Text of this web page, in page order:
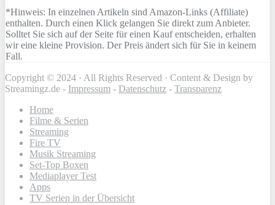
*Hinweis: In einzelnen Artikeln sind Amazon-Links (Affiliate)
enthalten. Durch einen Klick gelangen Sie direkt zum Anbieter.
Solltet Sie sich auf der Seite für einen Kauf entscheiden, erhalten
wir eine kleine Provision. Der Preis ändert sich für Sie in keinem
Fall.
Copyright © 2024 · All Rights Reserved · Content & Design by
Streamingz.de - Impressum - Datenschutz - Transparenz
Home
Filme & Serien
Streaming
Fire TV
Musik Streaming
Set-Top Boxen
Mediaplayer Test
Apps
TV Serien in der Übersicht